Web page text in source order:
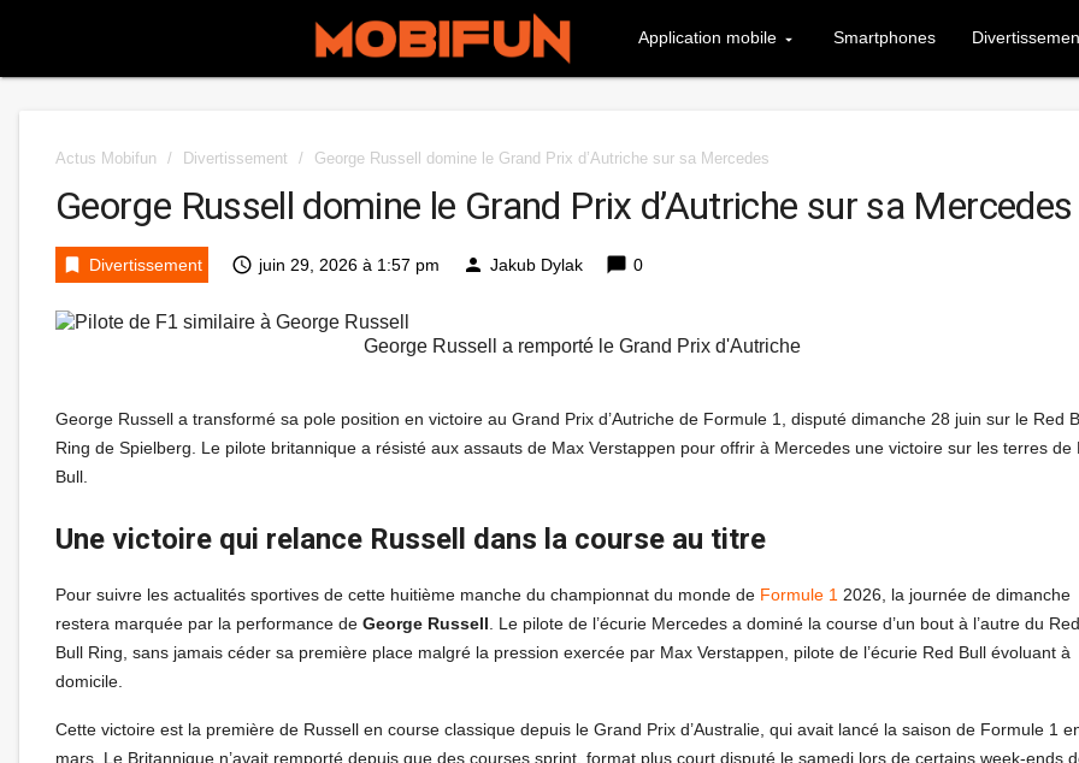
Application mobile Smartphones
Actus Mobifun / Divertissement / George Russell domine le Grand Prix d’Autriche sur sa Mercedes
George Russell domine le Grand Prix d’Autriche sur sa Mercedes
bookmark Divertissement access_time juin 29, 2026 à 1:57 pm person Jakub Dylak chat_bubble 0
George Russell a remporté le Grand Prix d'Autriche
George Russell a transformé sa pole position en victoire au Grand Prix d’Autriche de Formule 1, disputé dimanche 28 juin sur le Red
Ring de Spielberg. Le pilote britannique a résisté aux assauts de Max Verstappen pour offrir à Mercedes une victoire sur les terres de
Bull.
Une victoire qui relance Russell dans la course au titre
Pour suivre les actualités sportives de cette huitième manche du championnat du monde de Formule 1 2026, la journée de dimanche
restera marquée par la performance de George Russell . Le pilote de l’écurie Mercedes a dominé la course d’un bout à l’autre du Red
Bull Ring, sans jamais céder sa première place malgré la pression exercée par Max Verstappen, pilote de l’écurie Red Bull évoluant à
domicile.
Cette victoire est la première de Russell en course classique depuis le Grand Prix d’Australie, qui avait lancé la saison de Formule 1
mars. Le Britannique n’avait remporté depuis que des courses sprint, format plus court disputé le samedi lors de certains week-ends